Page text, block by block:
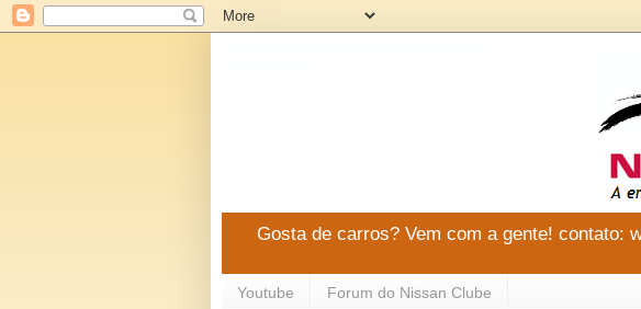
Gosta de carros? Vem com a gente! contato:
Youtube Forum do Nissan Clube